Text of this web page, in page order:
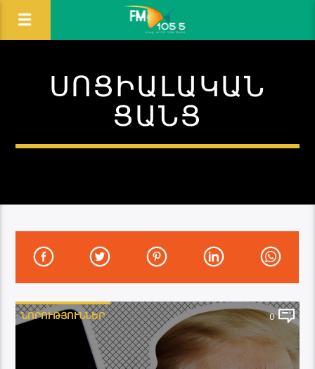
ՍՈՑԻԱԼԱԿԱՆ
ՑԱՆՑ
ՆՈՐՈՒԹՅՈՒՆՆԵՐ 0